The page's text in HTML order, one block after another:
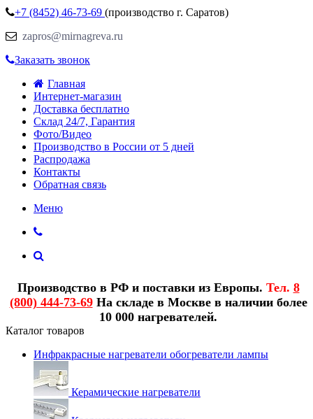
+7 (8452) 46-73-69 (производство г. Саратов)
zapros@mirnagreva.ru
Заказать звонок
Главная
Интернет-магазин
Доставка бесплатно
Склад 24/7, Гарантия
Фото/Видео
Производство в России от 5 дней
Распродажа
Контакты
Обратная связь
Меню
Производство в РФ и поставки из Европы. Тел. 8
(800) 444-73-69На складе в Москве в наличии более
10 000 нагревателей.
Каталог товаров
Инфракрасные нагреватели обогреватели лампы
Керамические нагреватели